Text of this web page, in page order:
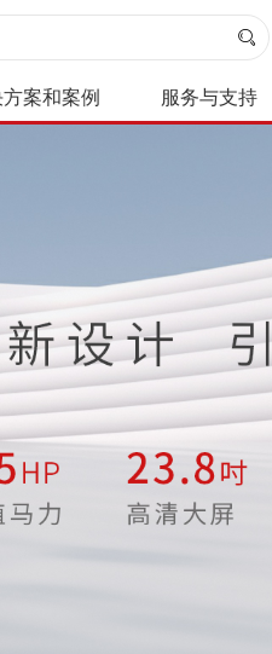
案和案例 服务与支持